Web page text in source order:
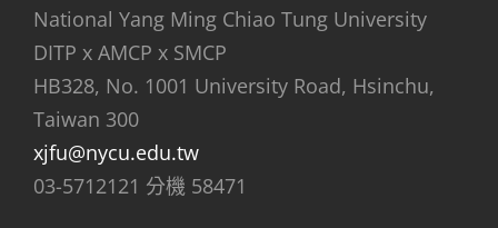
National Yang Ming Chiao Tung University
DITP x AMCP x SMCP
HB328, No. 1001 University Road, Hsinchu,
Taiwan 300
xjfu@nycu.edu.tw
03-5712121 分機 58471